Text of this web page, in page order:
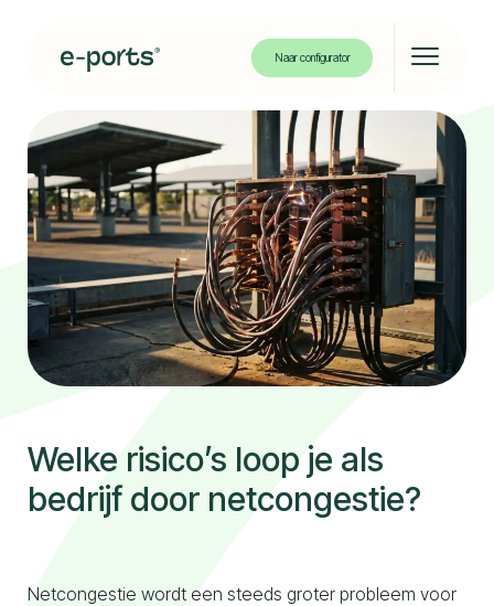
Naar configurator
Solar carport
Solar bikeport
Projecten
Over ons
Contact
Partners
Naar configurator
Welke risico’s loop je als
bedrijf door netcongestie?
Netcongestie wordt een steeds groter probleem voor